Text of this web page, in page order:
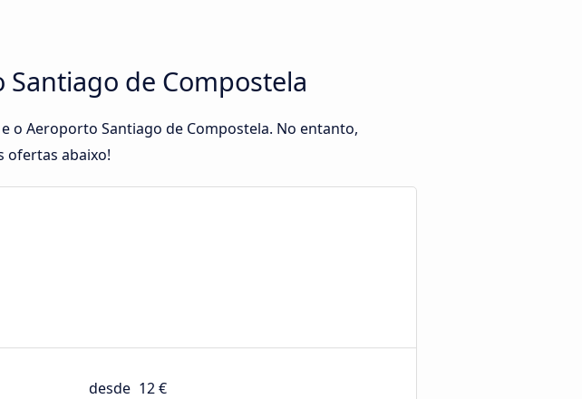
de Compostela
o Aeroporto Santiago de Compostela. No entanto,
ofertas abaixo!
desde 12 €